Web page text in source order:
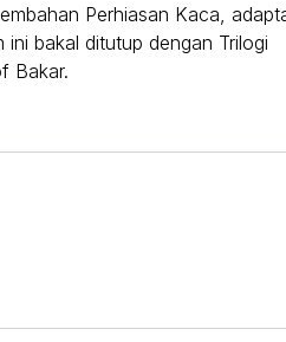
Perhiasan Kaca,
bakal ditutup dengan Trilogi
Bakar.